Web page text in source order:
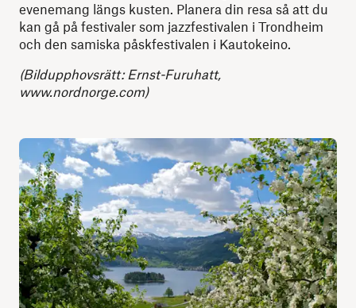
evenemang längs kusten. Planera din resa så att du
kan gå på festivaler som jazzfestivalen i Trondheim
och den samiska påskfestivalen i Kautokeino.
(Bildupphovsrätt: Ernst-Furuhatt,
www.nordnorge.com)